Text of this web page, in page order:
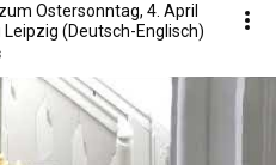
Ostersonntag, 4. April
(Deutsch-Englisch)